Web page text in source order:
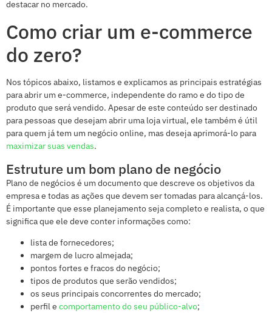
destacar no mercado.
Como criar um e-commerce
do zero?
Nos tópicos abaixo, listamos e explicamos as principais estratégias
para abrir um e-commerce, independente do ramo e do tipo de
produto que será vendido. Apesar de este conteúdo ser destinado
para pessoas que desejam abrir uma loja virtual, ele também é útil
para quem já tem um negócio online, mas deseja aprimorá-lo para
maximizar suas vendas.
Estruture um bom plano de negócio
Plano de negócios é um documento que descreve os objetivos da
empresa e todas as ações que devem ser tomadas para alcançá-los.
É importante que esse planejamento seja completo e realista, o que
significa que ele deve conter informações como:
lista de fornecedores;
margem de lucro almejada;
pontos fortes e fracos do negócio;
tipos de produtos que serão vendidos;
os seus principais concorrentes do mercado;
perfil e comportamento do seu público-alvo;